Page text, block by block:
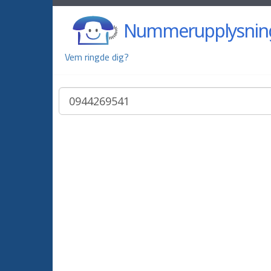
Vem ringde dig?